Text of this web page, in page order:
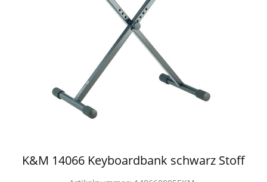
K&M 14066 Keyboardbank schwarz Stoff